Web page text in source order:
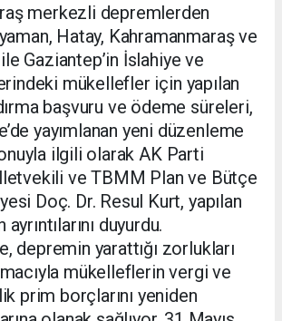
merkezli depremlerden
Hatay, Kahramanmaraş ve
Gaziantep’in İslahiye ve
mükellefler için yapılan
başvuru ve ödeme süreleri,
yayımlanan yeni düzenleme
ilgili olarak AK Parti
ve TBMM Plan ve Bütçe
Doç. Dr. Resul Kurt, yapılan
duyurdu.
depremin yarattığı zorlukları
mükelleflerin vergi ve
prim borçlarını yeniden